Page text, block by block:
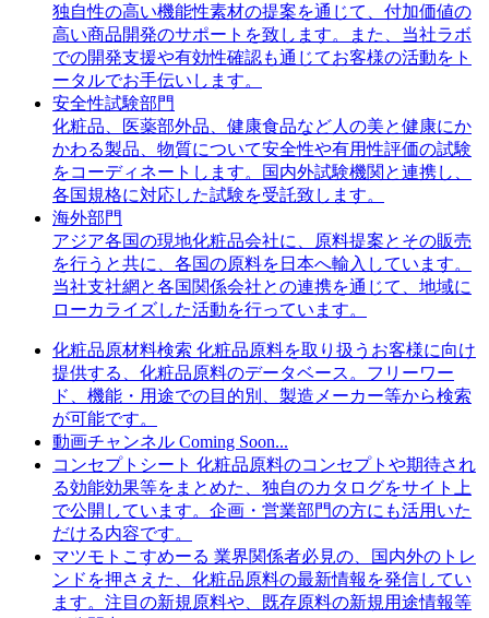
独自性の高い機能性素材の提案を通じて、付加価値の
高い商品開発のサポートを致します。また、当社ラボ
での開発支援や有効性確認も通じてお客様の活動をト
ータルでお手伝いします。
安全性試験部門
化粧品、医薬部外品、健康食品など人の美と健康にか
かわる製品、物質について安全性や有用性評価の試験
をコーディネートします。国内外試験機関と連携し、
各国規格に対応した試験を受託致します。
海外部門
アジア各国の現地化粧品会社に、原料提案とその販売
を行うと共に、各国の原料を日本へ輸入しています。
当社支社網と各国関係会社との連携を通じて、地域に
ローカライズした活動を行っています。
化粧品原材料検索 化粧品原料を取り扱うお客様に向け
提供する、化粧品原料のデータベース。フリーワー
ド、機能・用途での目的別、製造メーカー等から検索
が可能です。
動画チャンネル Coming Soon...
コンセプトシート 化粧品原料のコンセプトや期待され
る効能効果等をまとめた、独自のカタログをサイト上
で公開しています。企画・営業部門の方にも活用いた
だける内容です。
マツモトこすめーる 業界関係者必見の、国内外のトレ
ンドを押さえた、化粧品原料の最新情報を発信してい
ます。注目の新規原料や、既存原料の新規用途情報等